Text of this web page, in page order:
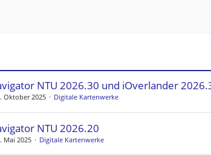
NTU 2026.30 und iOverlander
Oktober 2025 Digitale Kartenwerke
NTU 2026.20
Mai 2025 Digitale Kartenwerke